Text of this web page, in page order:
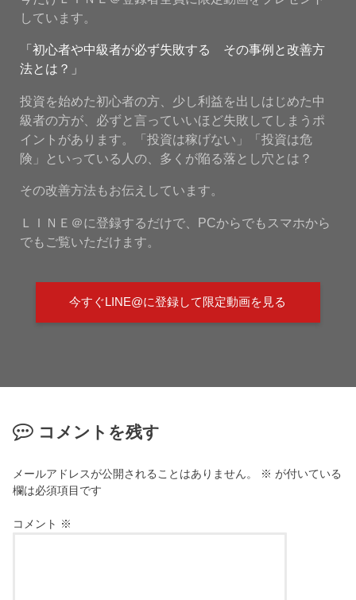
しています。
「初心者や中級者が必ず失敗する その事例と改善方
法とは？」
投資を始めた初心者の方、少し利益を出しはじめた中
級者の方が、必ずと言っていいほど失敗してしまうポ
イントがあります。「投資は稼げない」「投資は危
険」といっている人の、多くが陥る落とし穴とは？
その改善方法もお伝えしています。
ＬＩＮＥ＠に登録するだけで、PCからでもスマホから
でもご覧いただけます。
今すぐLINE@に登録して限定動画を見る
コメントを残す
メールアドレスが公開されることはありません。 ※ が付いている
欄は必須項目です
コメント ※